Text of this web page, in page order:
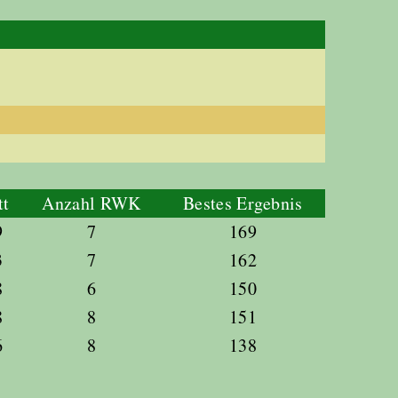
Anzahl RWK
Bestes Ergebnis
7
169
7
162
6
150
8
151
8 138